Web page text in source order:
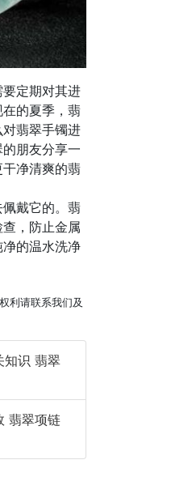
定期对其进
的夏季，翡
翡翠手镯进
朋友分享一
净清爽的翡
戴它的。翡
，防止金属
的温水洗净
利请联系我们及
知识 翡翠
翡翠项链